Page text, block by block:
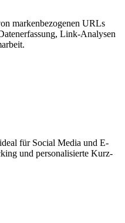
markenbezogenen URLs
Link-Analysen
für Social Media und E-
und personalisierte Kurz-